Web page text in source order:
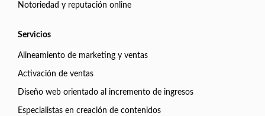
Notoriedad y reputación online
Servicios
Alineamiento de marketing y ventas
Activación de ventas
Diseño web orientado al incremento de ingresos
Especialistas en creación de contenidos